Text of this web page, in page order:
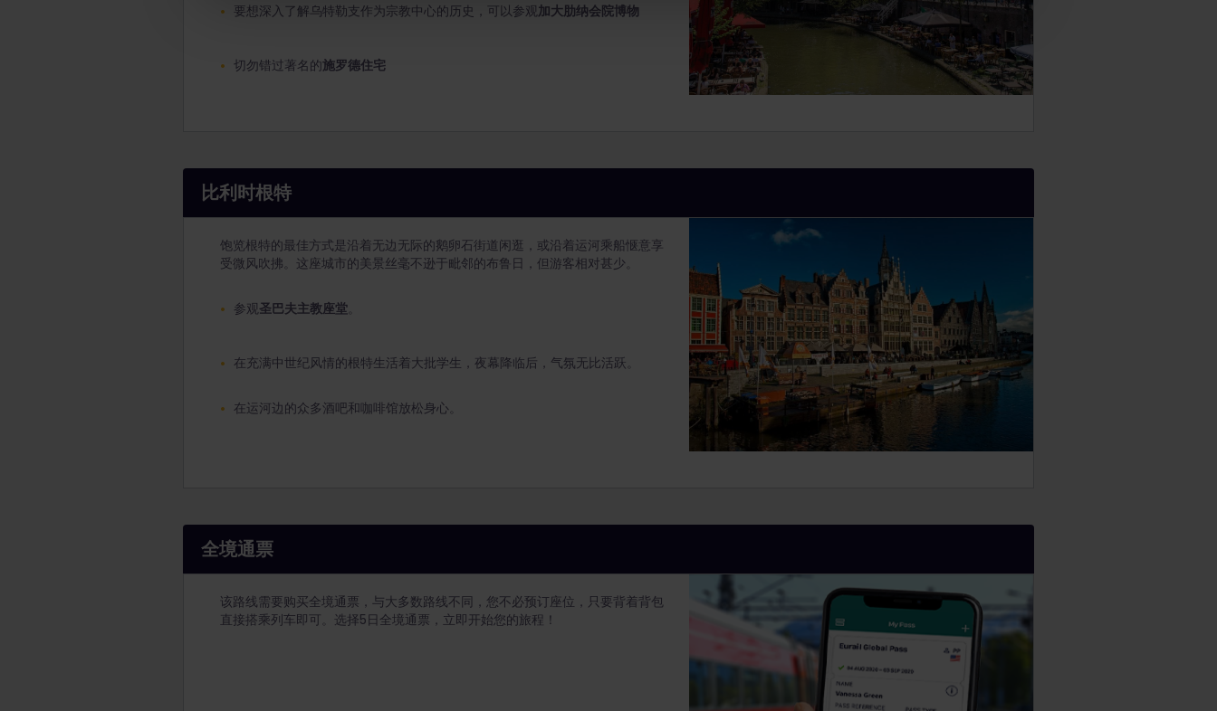
要想深入了解乌特勒支作为宗教中心的历史，可以参观加大肋纳会院博物
切勿错过著名的施罗德住宅
比利时根特
饱览根特的最佳方式是沿着无边无际的鹅卵石街道闲逛，或沿着运河乘船惬意享
受微风吹拂。这座城市的美景丝毫不逊于毗邻的布鲁日，但游客相对甚少。
参观圣巴夫主教座堂
在充满中世纪风情的根特生活着大批学生，夜幕降临后，气氛无比活跃。
在运河边的众多酒吧和咖啡馆放松身心。
全境通票
该路线需要购买全境通票，与大多数路线不同，您不必预订座位，只要背着背包
直接搭乘列车即可。选择5日全境通票，立即开始您的旅程！